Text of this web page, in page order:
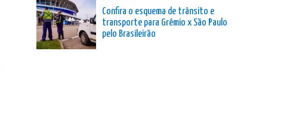
Confira o esquema de trânsito e
transporte para Grêmio x São Paulo
pelo Brasileirão